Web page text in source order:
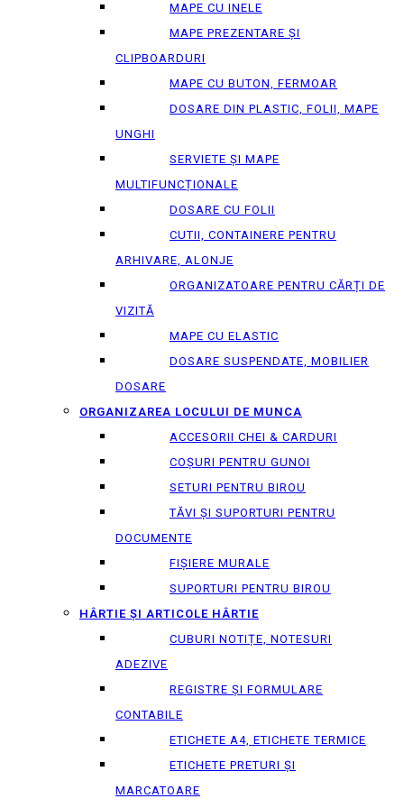
MAPE CU INELE
MAPE PREZENTARE ȘI
CLIPBOARDURI
MAPE CU BUTON, FERMOAR
DOSARE DIN PLASTIC, FOLII, MAPE
UNGHI
SERVIETE ȘI MAPE
MULTIFUNCȚIONALE
DOSARE CU FOLII
CUTII, CONTAINERE PENTRU
ARHIVARE, ALONJE
ORGANIZATOARE PENTRU CĂRȚI DE
VIZITĂ
MAPE CU ELASTIC
DOSARE SUSPENDATE, MOBILIER
DOSARE
ORGANIZAREA LOCULUI DE MUNCA
ACCESORII CHEI & СARDURI
COȘURI PENTRU GUNOI
SETURI PENTRU BIROU
TĂVI ȘI SUPORTURI PENTRU
DOCUMENTE
FIȘIERE MURALE
SUPORTURI PENTRU BIROU
HÂRTIE ȘI ARTICOLE HÂRTIE
CUBURI NOTIȚE, NOTESURI
ADEZIVE
REGISTRE ȘI FORMULARE
CONTABILE
ETICHETE A4, ETICHETE TERMICE
ETICHETE PRETURI ȘI
MARCATOARE